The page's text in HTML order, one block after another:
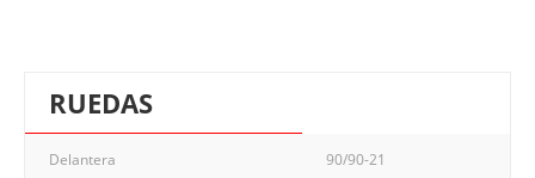
RUEDAS
Delantera 90/90-21